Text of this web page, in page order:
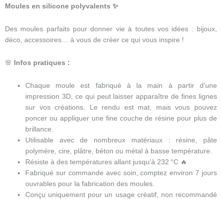
Moules en silicone polyvalents ✨
Des moules parfaits pour donner vie à toutes vos idées : bijoux,
déco, accessoires… à vous de créer ce qui vous inspire !
🌸 Infos pratiques :
Chaque moule est fabriqué à la main à partir d’une
impression 3D, ce qui peut laisser apparaître de fines lignes
sur vos créations. Le rendu est mat, mais vous pouvez
poncer ou appliquer une fine couche de résine pour plus de
brillance.
Utilisable avec de nombreux matériaux : résine, pâte
polymère, cire, plâtre, béton ou métal à basse température.
Résiste à des températures allant jusqu’à 232 °C 🔥
Fabriqué sur commande avec soin, comptez environ 7 jours
ouvrables pour la fabrication des moules.
Conçu uniquement pour un usage créatif, non recommandé